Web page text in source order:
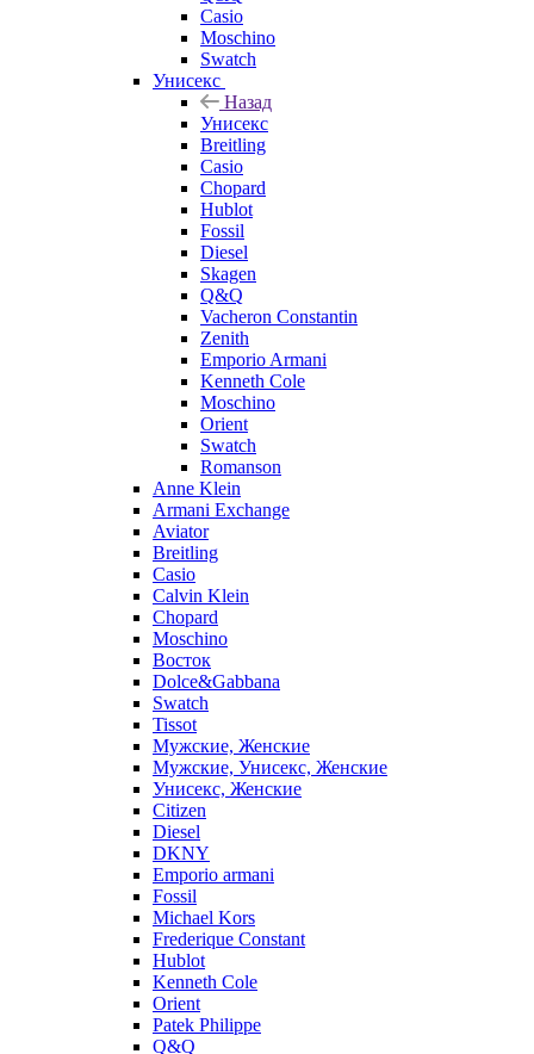
Casio
Moschino
Swatch
Унисекс
Назад
Унисекс
Breitling
Casio
Chopard
Hublot
Fossil
Diesel
Skagen
Q&Q
Vacheron Constantin
Zenith
Emporio Armani
Kenneth Cole
Moschino
Orient
Swatch
Romanson
Anne Klein
Armani Exchange
Aviator
Breitling
Casio
Calvin Klein
Chopard
Moschino
Восток
Dolce&Gabbana
Swatch
Tissot
Мужские, Женские
Мужские, Унисекс, Женские
Унисекс, Женские
Citizen
Diesel
DKNY
Emporio armani
Fossil
Michael Kors
Frederique Constant
Hublot
Kenneth Cole
Orient
Patek Philippe
Q&Q